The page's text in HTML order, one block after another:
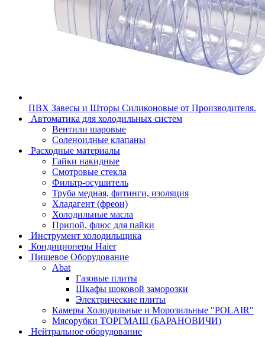
ПВХ Завесы и Шторы Силиконовые от Производителя.
Автоматика для холодильных систем
Вентили шаровые
Соленоидные клапаны
Расходные материалы
Гайки накидные
Смотровые стекла
Фильтр-осушитель
Труба медная, фитинги, изоляция
Хладагент (фреон)
Холодильные масла
Припой, флюс для пайки
Инструмент холодильщика
Кондиционеры Haier
Пищевое Оборудование
Abat
Газовые плиты
Шкафы шоковой заморозки
Электрические плиты
Камеры Холодильные и Морозильные "POLAIR"
Мясорубки ТОРГМАШ (БАРАНОВИЧИ)
Нейтральное оборудование